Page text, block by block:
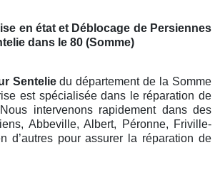
en état et Déblocage de Persiennes
dans le 80 (Somme)
Senteliedu département de la Somme
est spécialisée dans le réparation de
intervenons rapidement dans des
Abbeville, Albert, Péronne, Friville-
d’autres pour assurer la réparation de